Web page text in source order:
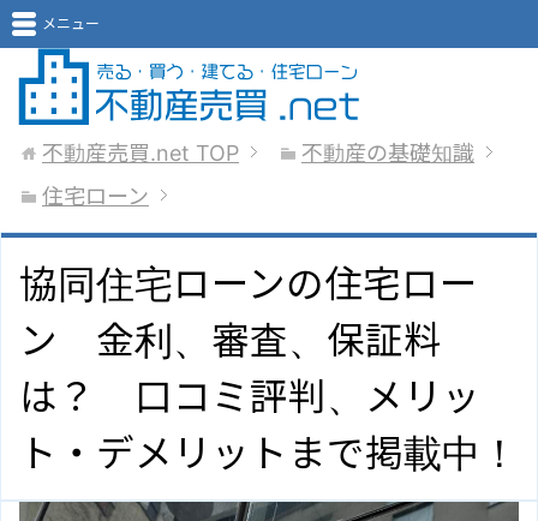
メニュー
不動産売買.net TOP
不動産の基礎知識
住宅ローン
協同住宅ローンの住宅ロー
ン 金利、審査、保証料
は？ 口コミ評判、メリッ
ト・デメリットまで掲載中！